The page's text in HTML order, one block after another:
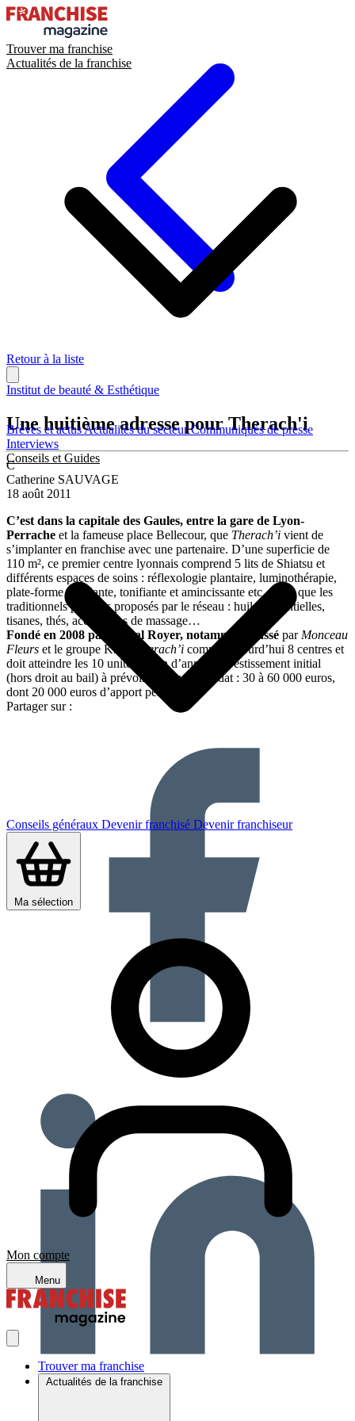
Trouver ma franchise
Actualités de la franchise
Brèves et actusActualités du secteurCommuniqués de presse
Interviews
Conseils et Guides
Conseils généraux Devenir franchisé Devenir franchiseur
Ma sélection
Mon compte
Menu
Trouver ma franchise
Actualités de la franchise
Retour à la liste
Institut de beauté & Esthétique
Une huitième adresse pour Therach'i
C
Catherine SAUVAGE
18 août 2011
C’est dans la capitale des Gaules, entre la gare de Lyon-
Perrache et la fameuse place Bellecour, que Therach’i vient de
s’implanter en franchise avec une partenaire. D’une superficie de
110 m², ce premier centre lyonnais comprend 5 lits de Shiatsu et
différents espaces de soins : réflexologie plantaire, luminothérapie,
plate-forme oscillante, tonifiante et amincissante etc. Ainsi que les
traditionnels produits proposés par le réseau : huiles essentielles,
tisanes, thés, accessoires de massage…
Fondé en 2008 par Pascal Royer, notamment passé par Monceau
Fleurs et le groupe Krys, Therach’i compte aujourd’hui 8 centres et
doit atteindre les 10 unités en fin d’année. Investissement initial
(hors droit au bail) à prévoir pour un candidat : 30 à 60 000 euros,
dont 20 000 euros d’apport personnel.
Partager sur :